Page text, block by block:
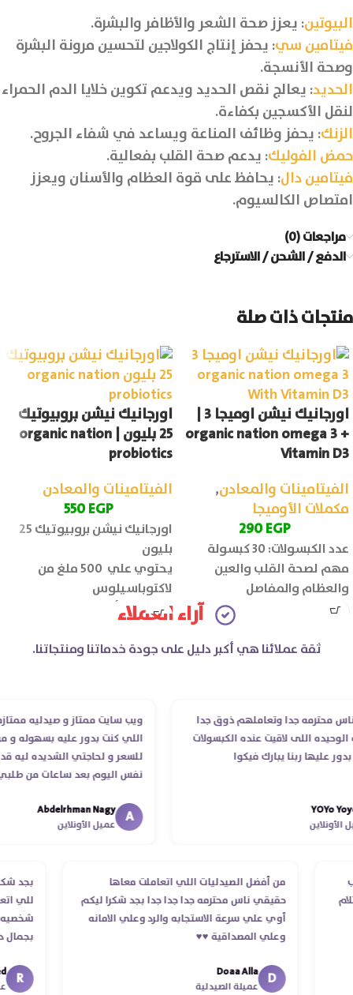
البيوتين: يعزز صحة الشعر والأظافر والبشرة.
فيتامين سي: يحفز إنتاج الكولاجين لتحسين مرونة البشرة
وصحة الأنسجة.
الحديد: يعالج نقص الحديد ويدعم تكوين خلايا الدم الحمراء
لنقل الأكسجين بكفاءة.
الزنك: يحفز وظائف المناعة ويساعد في شفاء الجروح.
حمض الفوليك: يدعم صحة القلب بفعالية.
فيتامين دال: يحافظ على قوة العظام والأسنان ويعزز
امتصاص الكالسيوم.
مراجعات (0)
الدفع / الشحن / الاسترجاع
منتجات ذات صلة
اورجانيك نيشن اوميجا 3 |
organic nation omega 3 +
Vitamin D3
الفيتامينات والمعادن,
مكملات الأوميجا
290EGP
عدد الكبسولات: 30 كبسولة
مهم لصحة القلب والعين
والعظام والمفاصل
اورجانيك نيشن بروبيوتيك
25 بليون | organic nation
probiotics
الفيتامينات والمعادن
550EGP
اورجانيك نيشن بروبيوتيك 25
بليون
يحتوي علي 500 ملغ من
لاكتوباسيلوس
الإينولين (ألياف البريبايوتك):
عدد الأقراص: 30 قرص
آراء العملاء
ثقة عملائنا هي أكبر دليل على جودة خدماتنا ومنتجاتنا.
جدا وتعاملهم ذوق جدا
اللى لاقيت عنده الكبسولات
ربنا يبارك فيكوا
ويب سايت ممتاز و صيدليه ممتازه
اللي كنت بدور عليه بسهوله و من غير
للسعر و لحاجتي الشديده ليه قدر
نفس اليوم بعد ساعات من طلبي و
انتهاء موعد عمله ..فضل يتابع معايا
استلمت ..شكرا جزيلا ليكم
Abdelrhman Nagy
عميل الأونلاين
استلام
من أفضل الصيدليات اللي اتعاملت معاها
حقيقي ناس محترمه جدا جدا جدا بجد شكرا ليكم
أوي علي سرعة الاستجابه والرد وعلي الامانه
وعلي المصداقية ♥️♥️‏
D
Doaa Alla
عميلة الصيدلية